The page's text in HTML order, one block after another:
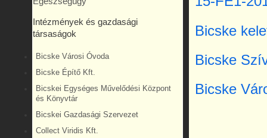
Intézmények és gazdasági
társaságok
Bicske Városi Óvoda
Bicske Építő Kft.
Bicskei Egységes Művelődési Központ
és Könyvtár
Bicskei Gazdasági Szervezet
Collect Viridis Kft.
Bicske
Bicske
Bicske